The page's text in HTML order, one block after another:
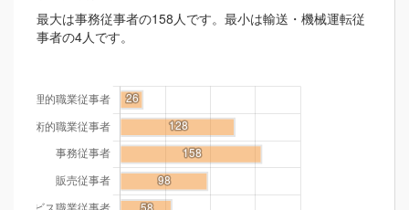
最大は事務従事者の158人です。最小は輸送・機械運転従
事者の4人です。